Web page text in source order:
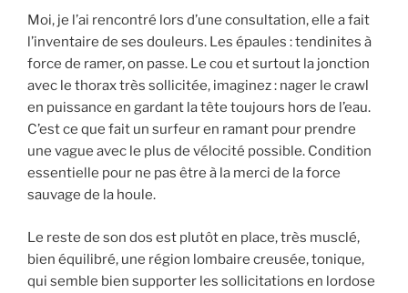
Moi, je l’ai rencontré lors d’une consultation, elle a fait
l’inventaire de ses douleurs. Les épaules : tendinites à
force de ramer, on passe. Le cou et surtout la jonction
avec le thorax très sollicitée, imaginez : nager le crawl
en puissance en gardant la tête toujours hors de l’eau.
C’est ce que fait un surfeur en ramant pour prendre
une vague avec le plus de vélocité possible. Condition
essentielle pour ne pas être à la merci de la force
sauvage de la houle.
Le reste de son dos est plutôt en place, très musclé,
bien équilibré, une région lombaire creusée, tonique,
qui semble bien supporter les sollicitations en lordose